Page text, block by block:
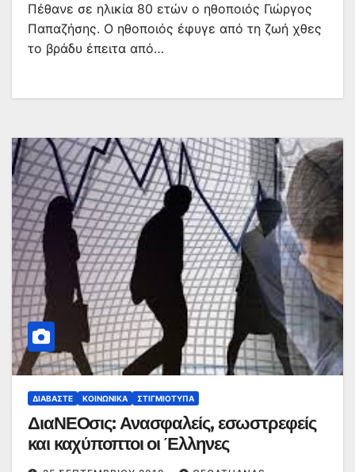
Πέθανε σε ηλικία 80 ετών ο ηθοποιός Γιώργος
Παπαζήσης. Ο ηθοποιός έφυγε από τη ζωή χθες
το βράδυ έπειτα από…
ΔΙΑΒΆΣΤΕ ΚΟΙΝΩΝΙΚΆ ΣΤΙΓΜΙΌΤΥΠΑ
ΔιαΝΕΟσις: Ανασφαλείς, εσωστρεφείς
και καχύποπτοι οι Έλληνες